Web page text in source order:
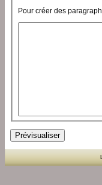
Pour créer des